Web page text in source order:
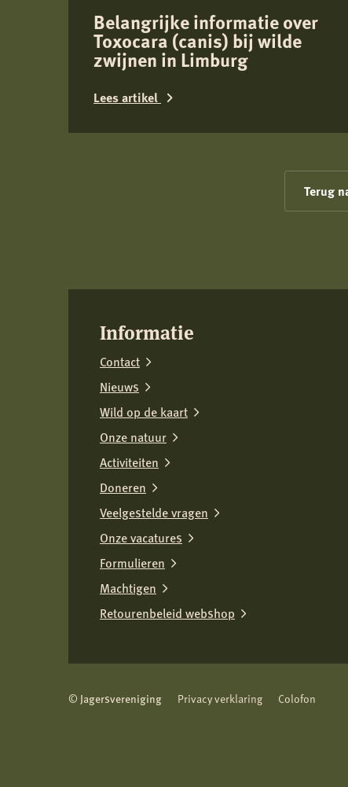
Belangrijke informatie over
Toxocara (canis) bij wilde
zwijnen in Limburg
Lees artikel
zwijnen
Limburg
Terug
Informatie
Contact
Nieuws
Wild op de kaart
Onze natuur
Activiteiten
Doneren
Veelgestelde vragen
Onze vacatures
Formulieren
Machtigen
Retourenbeleid webshop
© Jagersvereniging Privacy verklaring Colofon